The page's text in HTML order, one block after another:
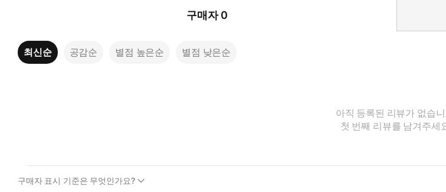
구매자 0
최신순 공감순 별점 높은순 별점 낮은순
아직 등록된 리뷰가 없습
첫 번째 리뷰를 남겨주세
구매자 표시 기준은 무엇인가요?